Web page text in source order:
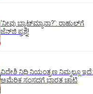
‘ನೀವು ಬ್ಯಾಟ್‌ಮ್ಯಾನಾ?’: ರಾಹುಲ್‌ಗೆ
ಜೆನ್‌ಜಿ ಪ್ರಶ್ನೆ!
ವಿದೇಶಿ ನಿಧಿ ನಿಯಂತ್ರಣ ನಿಮ್ಮಲ್ಲೂ ಇದೆ:
ಅಮೆರಿಕ ಸಂಸದಗೆ ಭಾರತ ಚಾಟಿ